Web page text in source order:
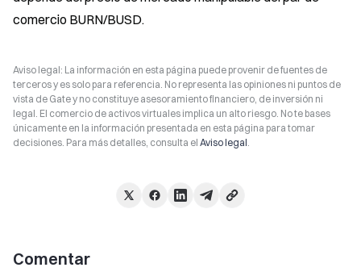
comercio BURN/BUSD.
Aviso legal: La información en esta página puede provenir de fuentes de
terceros y es solo para referencia. No representa las opiniones ni puntos de
vista de Gate y no constituye asesoramiento financiero, de inversión ni
legal. El comercio de activos virtuales implica un alto riesgo. No te bases
únicamente en la información presentada en esta página para tomar
decisiones. Para más detalles, consulta el Aviso legal.
Comentar